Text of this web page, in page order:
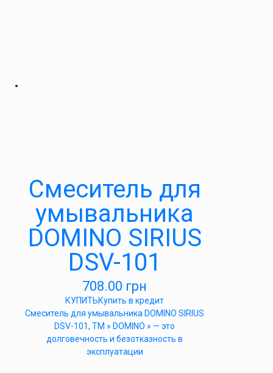
Cмеситель для
умывальника
DOMINO SIRIUS
DSV-101
708.00 грн
КУПИТЬКупить в кредит
Cмеситель для умывальника DOMINO SIRIUS
DSV-101, ТМ » DOMINO » — это
долговечность и безотказность в
эксплуатации